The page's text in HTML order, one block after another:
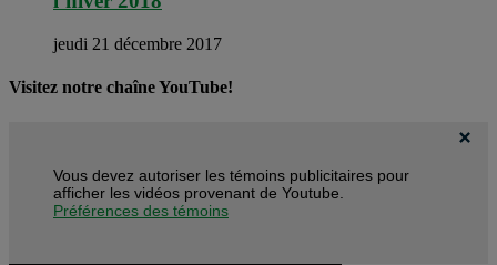
jeudi 21 décembre 2017
Visitez notre chaîne YouTube!
Vous devez autoriser les témoins publicitaires pour
afficher les vidéos provenant de Youtube.
Préférences des témoins